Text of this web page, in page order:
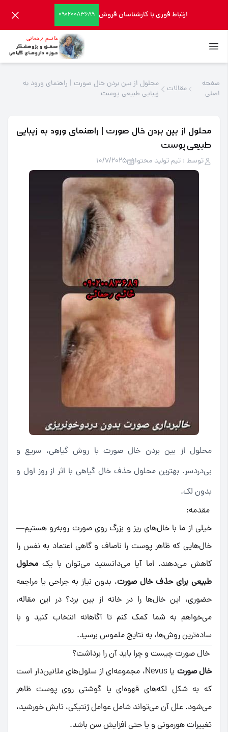
ارتباط فوری با کارشناسان فروش 09020083689
صفحه
اصلی
مقالات
محلول از بین بردن خال صورت | راهنمای ورود به
زیبایی طبیعی پوست
محلول از بین بردن خال صورت | راهنمای ورود به زیبایی
طبیعی پوست
توسط : تیم تولید محتوا 10/7/2025
محلول از بین بردن خال صورت با روش گیاهی، سریع و
بی‌دردسر. بهترین محلول حذف خال گیاهی با اثر از روز اول و
بدون لک.
مقدمه:
خیلی از ما با خال‌های ریز و بزرگ روی صورت روبه‌رو هستیم—
خال‌هایی که ظاهر پوست را ناصاف و گاهی اعتماد به نفس را
کاهش می‌دهند. اما آیا می‌دانستید می‌توان با یک محلول
طبیعی برای حذف خال صورت، بدون نیاز به جراحی یا مراجعه
حضوری، این خال‌ها را در خانه از بین برد؟ در این مقاله،
می‌خواهم به شما کمک کنم تا آگاهانه انتخاب کنید و با
ساده‌ترین روش‌ها، به نتایج ملموس برسید.
خال صورت چیست و چرا باید آن را برداشت؟
خال صورت
یا Nevus، مجموعه‌ای از سلول‌های ملانین‌دار است
که به شکل لکه‌های قهوه‌ای یا گوشتی روی پوست ظاهر
می‌شود. علل آن می‌تواند شامل عوامل ژنتیکی، تابش خورشید،
تغییرات هورمونی و یا حتی افزایش سن باشد.